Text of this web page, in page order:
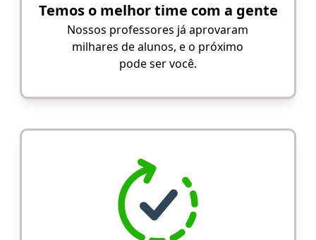
Temos o melhor time com a gente
Nossos professores já aprovaram
milhares de alunos, e o próximo
pode ser você.